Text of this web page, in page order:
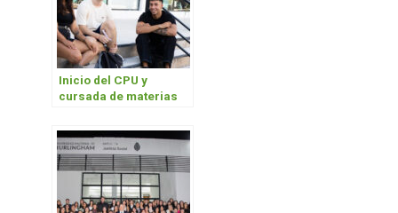
Inicio del CPU y
cursada de materias